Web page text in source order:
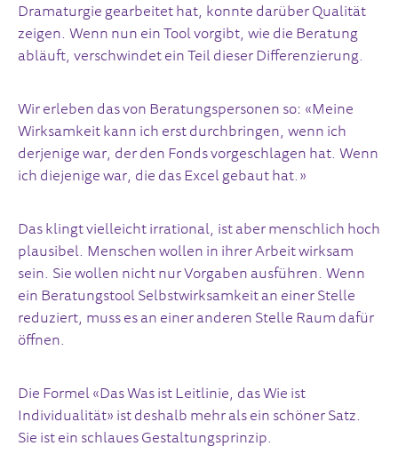
Dramaturgie gearbeitet hat, konnte darüber Qualität
zeigen. Wenn nun ein Tool vorgibt, wie die Beratung
abläuft, verschwindet ein Teil dieser Differenzierung.
Wir erleben das von Beratungspersonen so: «Meine
Wirksamkeit kann ich erst durchbringen, wenn ich
derjenige war, der den Fonds vorgeschlagen hat. Wenn
ich diejenige war, die das Excel gebaut hat.»
Das klingt vielleicht irrational, ist aber menschlich hoch
plausibel. Menschen wollen in ihrer Arbeit wirksam
sein. Sie wollen nicht nur Vorgaben ausführen. Wenn
ein Beratungstool Selbstwirksamkeit an einer Stelle
reduziert, muss es an einer anderen Stelle Raum dafür
öffnen.
Die Formel «Das Was ist Leitlinie, das Wie ist
Individualität» ist deshalb mehr als ein schöner Satz.
Sie ist ein schlaues Gestaltungsprinzip.